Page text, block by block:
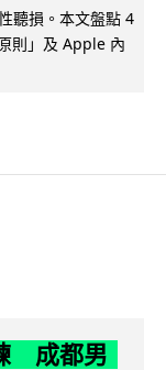
聽損。本文盤點 4
則」及 Apple 內
成都男